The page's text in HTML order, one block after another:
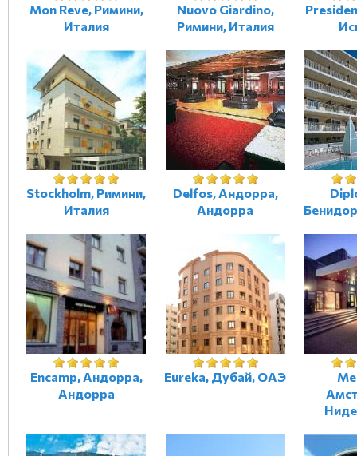
Mon Reve, Римини,
Италия
Nuovo Giardino,
Римини, Италия
Stockholm, Римини,
Италия
Delfos, Андорра,
Андорра
Encamp, Андорра,
Андорра
Eureka, Дубай, ОАЭ